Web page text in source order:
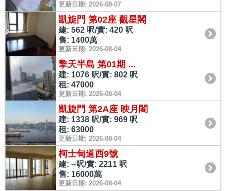
更新日期: 2026-08-07
凱旋門 第02座 觀星閣
建: 562 呎/實: 420 呎
售: 1400萬
更新日期: 2026-08-04
擎天半島 第01期 ...
建: 1076 呎/實: 802 呎
租: 47000
更新日期: 2026-08-04
凱旋門 第2A座 映月閣
建: 1338 呎/實: 969 呎
租: 63000
更新日期: 2026-08-04
柯士甸道西9號
建: --呎/實: 2211 呎
售: 16000萬
更新日期: 2026-08-04